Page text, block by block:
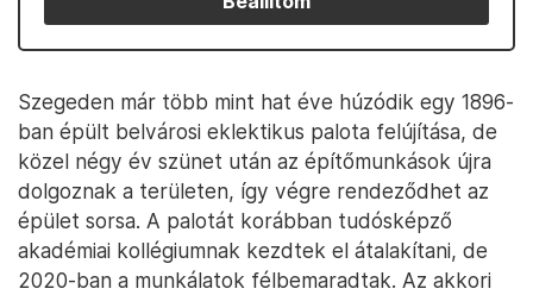
Szegeden már több mint hat éve húzódik egy 1896-
ban épült belvárosi eklektikus palota felújítása, de
közel négy év szünet után az építőmunkások újra
dolgoznak a területen, így végre rendeződhet az
épület sorsa. A palotát korábban tudósképző
akadémiai kollégiumnak kezdtek el átalakítani, de
2020-ban a munkálatok félbemaradtak. Az akkori